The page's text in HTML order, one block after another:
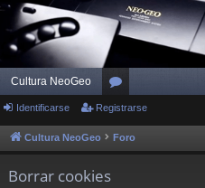
Cultura NeoGeo
or
os
Identificarse Registrarse
Cultura NeoGeo Foro
Borrar cookies